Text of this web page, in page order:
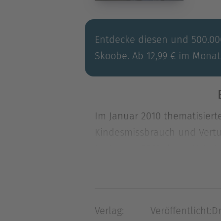
Entdecke diesen und
Skoobe. Ab 12,99 € im
Im Januar 2010
Kindesmissbrauch und
Kindesmissbrauch und
gewachsen und begannen
Verlag: Veröffentlicht: